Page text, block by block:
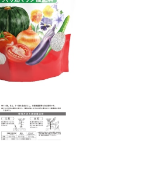
ージ 朝日工業株式会社
JP EN